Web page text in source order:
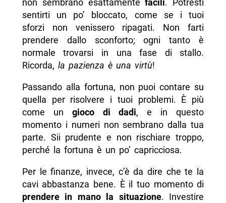
non sembrano esattamentefacili. Potresti
sentirti un po’ bloccato, come se i tuoi
sforzi non venissero ripagati. Non farti
prendere dallo sconforto; ogni tanto è
normale trovarsi in una fase di stallo.
Ricorda, la pazienza è una virtù!
Passando alla fortuna, non puoi contare su
quella per risolvere i tuoi problemi. È più
come un gioco di dadi, e in questo
momento i numeri non sembrano dalla tua
parte. Sii prudente e non rischiare troppo,
perché la fortuna è un po’ capricciosa.
Per le finanze, invece, c’è da dire che te la
cavi abbastanza bene. È il tuo momento di
prendere in mano la situazione. Investire